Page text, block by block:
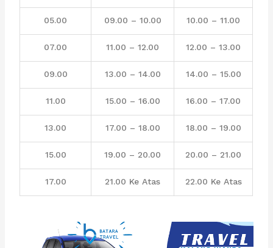
05.00 09.00 – 10.00 10.00 – 11.00
07.00 11.00 – 12.00 12.00 – 13.00
09.00 13.00 – 14.00 14.00 – 15.00
11.00 15.00 – 16.00 16.00 – 17.00
13.00 17.00 – 18.00 18.00 – 19.00
15.00 19.00 – 20.00 20.00 – 21.00
17.00 21.00 Ke Atas 22.00 Ke Atas